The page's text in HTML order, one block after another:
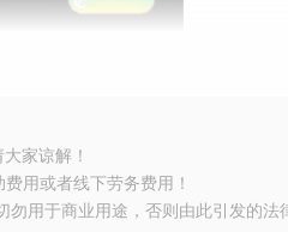
家谅解！
用或者线下劳务费用！
用于商业用途，否则由此引发的法